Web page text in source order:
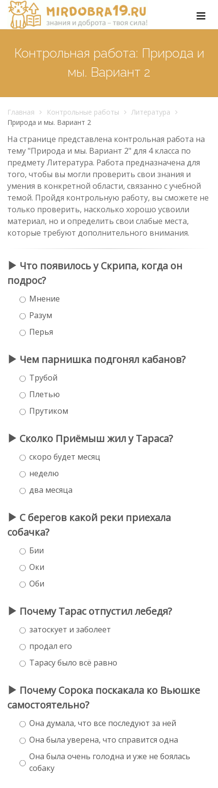
Контрольная работа: Природа и
мы. Вариант 2
Главная Контрольные работы
Литература
Природа и мы. Вариант 2
На странице представлена контрольная работа на
тему "Природа и мы. Вариант 2" для 4 класса по
предмету Литература. Работа предназначена для
того, чтобы вы могли проверить свои знания и
умения в конкретной области, связанно с учебной
темой. Пройдя контрольную работу, вы сможете не
только проверить, насколько хорошо усвоили
материал, но и определить свои слабые места,
которые требуют дополнительного внимания.
Что появилось у Скрипа, когда он
подрос?
Мнение
Разум
Перья
Чем парнишка подгонял кабанов?
Трубой
Плетью
Прутиком
Сколко Приёмыш жил у Тараса?
скоро будет месяц
неделю
два месяца
С берегов какой реки приехала
собачка?
Бии
Оки
Оби
Почему Тарас отпустил лебедя?
затоскует и заболеет
продал его
Тарасу было всё равно
Почему Сорока поскакала ко Вьюшке
самостоятельно?
Она думала, что все последуют за ней
Она была уверена, что справится одна
Она была очень голодна и уже не боялась
собаку